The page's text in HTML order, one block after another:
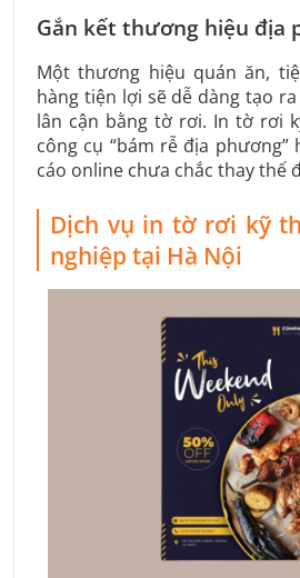
Gắn kết thương hiệu địa
Một thương hiệu quán ăn,
hàng tiện lợi sẽ dễ dàng tạo
lân cận bằng tờ rơi. In tờ rơi
công cụ “bám rễ địa phương”
cáo online chưa chắc thay thế
Dịch vụ in tờ rơi kỹ
nghiệp tại Hà Nội